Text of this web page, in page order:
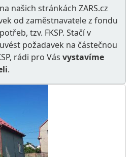
našich stránkách ZARS.cz
od zaměstnavatele z fondu
, tzv. FKSP. Stačí v
požadavek na částečnou
rádi pro Vás vystavíme
.